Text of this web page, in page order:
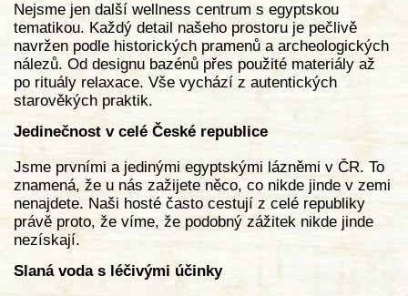
Nejsme jen další wellness centrum s egyptskou
tematikou. Každý detail našeho prostoru je pečlivě
navržen podle historických pramenů a archeologických
nálezů. Od designu bazénů přes použité materiály až
po rituály relaxace. Vše vychází z autentických
starověkých praktik.
Jedinečnost v celé České republice
Jsme prvními a jedinými egyptskými lázněmi v ČR. To
znamená, že u nás zažijete něco, co nikde jinde v zemi
nenajdete. Naši hosté často cestují z celé republiky
právě proto, že víme, že podobný zážitek nikde jinde
nezískají.
Slaná voda s léčivými účinky